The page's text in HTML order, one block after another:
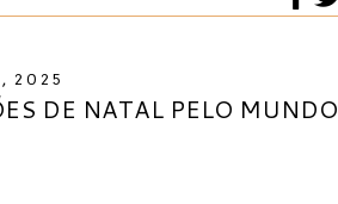
2025
DE NATAL PELO MUNDO